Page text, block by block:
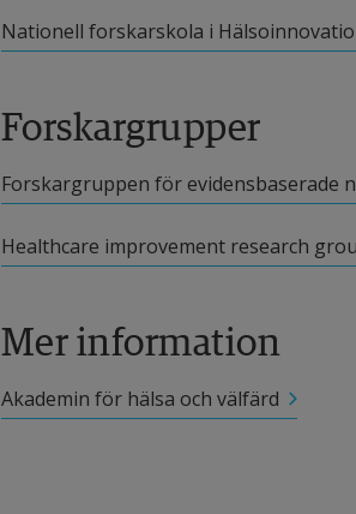
Nationell forskarskola i
Forskargrupper
Forskargruppen för evidensbaserade
Healthcare improvement research
Mer information
Akademin för hälsa och välfärd